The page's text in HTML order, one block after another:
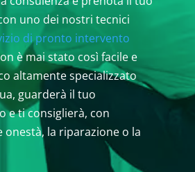
uno dei nostri tecnici
di pronto intervento
è mai stato così facile e
altamente specializzato
guarderà il tuo
e ti consiglierà, con
onestà, la riparazione o la